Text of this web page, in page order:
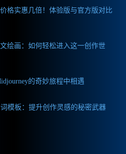
格实惠几倍！体验版与官方版对比
绘画：如何轻松进入这一创作世
的奇妙旅程中相遇
模板：提升创作灵感的秘密武器